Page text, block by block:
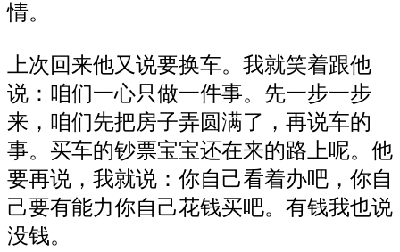
情。
上次回来他又说要换车。我就笑着跟他
说：咱们一心只做一件事。 先一步一步
来 ， 咱们先把房子弄圆满了，再说车的
事。买车的钞票宝宝还在来的路上呢。他
要再说，我就说：你自己看着办吧 ，你自
己要有能力你自己花钱买吧。有钱我也说
没钱。